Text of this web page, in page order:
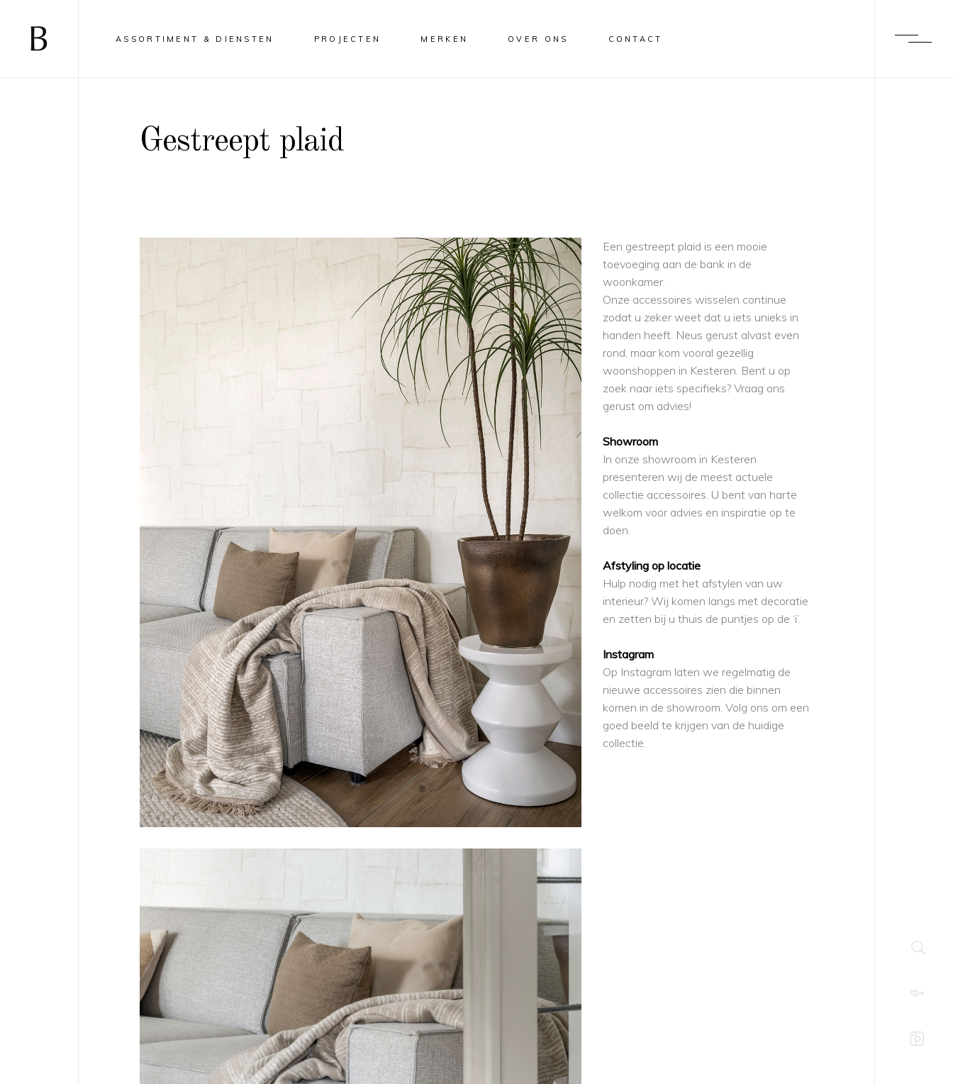
ASSORTIMENT & DIENSTEN PROJECTEN MERKEN OVER ONS CONTACT
Gestreept plaid
Een gestreept plaid is een mooie
toevoeging aan de bank in de
woonkamer.
Onze accessoires wisselen continue
zodat u zeker weet dat u iets unieks in
handen heeft. Neus gerust alvast even
rond, maar kom vooral gezellig
woonshoppen in Kesteren. Bent u op
zoek naar iets specifieks? Vraag ons
gerust om advies!
Showroom
In onze showroom in Kesteren
presenteren wij de meest actuele
collectie accessoires. U bent van harte
welkom voor advies en inspiratie op te
doen.
Afstyling op locatie
Hulp nodig met het afstylen van uw
interieur? Wij komen langs met decoratie
en zetten bij u thuis de puntjes op de ‘i’.
Instagram
Op Instagram laten we regelmatig de
nieuwe accessoires zien die binnen
komen in de showroom. Volg ons om een
goed beeld te krijgen van de huidige
collectie.